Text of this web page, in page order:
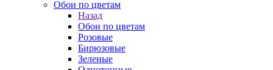
Обои по цветам
Назад
Обои по цветам
Розовые
Бирюзовые
Зеленые